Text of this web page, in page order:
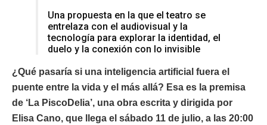
Una propuesta en la que el teatro se
entrelaza con el audiovisual y la
tecnología para explorar la identidad, el
duelo y la conexión con lo invisible
¿Qué pasaría si una inteligencia artificial fuera el
puente entre la vida y el más allá? Esa es la premisa
de ‘La PiscoDelia’, una obra escrita y dirigida por
Elisa Cano, que llega el sábado 11 de julio, a las 20:00